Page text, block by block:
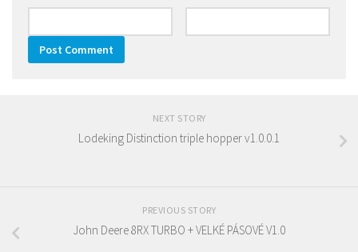
NEXT STORY
Lodeking Distinction triple hopper v1.0.0.1
PREVIOUS STORY
John Deere 8RX TURBO + VELKÉ PÁSOVÉ V1.0